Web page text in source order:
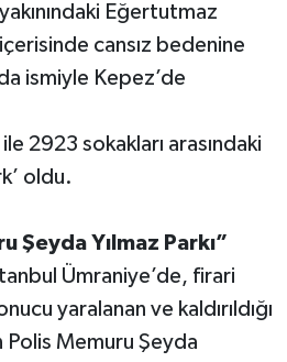
Eğertutmaz
cansız bedenine
ismiyle Kepez’de
2923 sokakları arasındaki
oldu.
Şeyda Yılmaz Parkı”
Ümraniye’de, firari
yaralanan ve kaldırıldığı
Memuru Şeyda